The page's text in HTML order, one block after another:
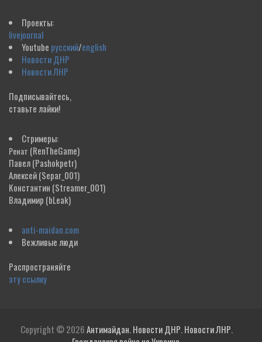
Проекты:
livejournal
Youtube русский/english
Новости ДНР
Новости ЛНР
Подписывайтесь,
ставьте лайки!
Стримеры:
Ренат (RenTheGame)
Павел(Pashokpetr)
Алексей(Separ_001)
Константин (Streamer_001)
Владимир (bLeak)
anti-maidan.com
Вежливые люди
Распространяйте
эту ссылку
Copyright © 2026Антимайдан. Новости ДНР. Новости ЛНР.